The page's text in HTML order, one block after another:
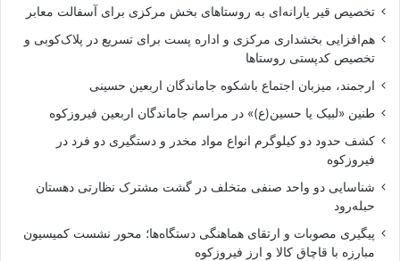
تخصیص قیر یارانه‌ای به روستاهای بخش مرکزی برای آسفالت معابر
هم‌افزایی بخشداری مرکزی و اداره پست برای تسریع در پلاک‌کوبی و
تخصیص کدپستی روستاها
ارجمند، میزبان اجتماع باشکوه جاماندگان اربعین حسینی
طنین «لبیک یا حسین(ع)» در مراسم جاماندگان اربعین فیروزکوه
کشف حدود دو کیلوگرم انواع مواد مخدر و دستگیری دو فرد در
فیروزکوه
شناسایی دو واحد صنفی متخلف در گشت مشترک نظارتی دهستان
حبله‌رود
پیگیری مصوبات و ارتقای هماهنگی دستگاه‌ها؛ محور نشست کمیسیون
مبارزه با قاچاق کالا و ارز فیروزکوه